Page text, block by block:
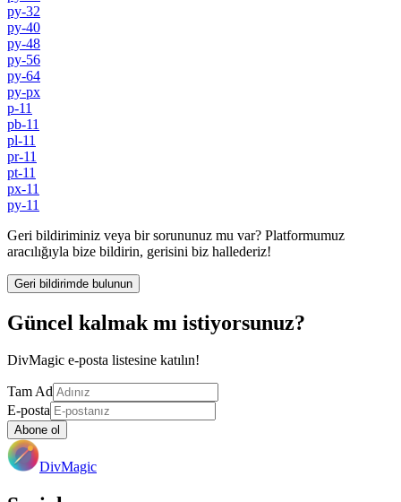
py-32
py-40
py-48
py-56
py-64
py-px
p-11
pb-11
pl-11
pr-11
pt-11
px-11
py-11
Geri bildiriminiz veya bir sorununuz mu var? Platformumuz
aracılığıyla bize bildirin, gerisini biz hallederiz!
Geri bildirimde bulunun
Güncel kalmak mı istiyorsunuz?
DivMagic e-posta listesine katılın!
Tam Ad
E-posta
Abone ol
DivMagic